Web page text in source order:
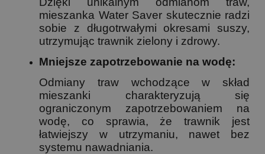
mieszanka Water Saver skutecznie radzi
sobie z długotrwałymi okresami suszy,
utrzymując trawnik zielony i zdrowy.
Mniejsze zapotrzebowanie na wodę:
Odmiany traw wchodzące w skład
mieszanki charakteryzują się
ograniczonym zapotrzebowaniem na
wodę, co sprawia, że trawnik jest
łatwiejszy w utrzymaniu, nawet bez
systemu nawadniania.